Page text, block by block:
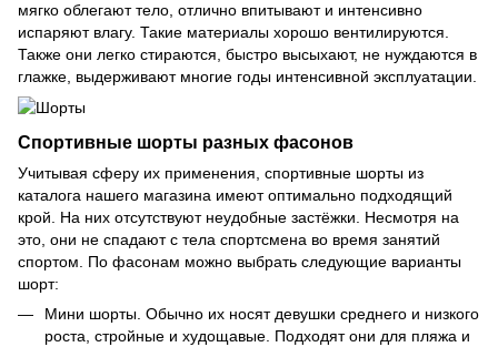
мягко облегают тело, отлично впитывают и интенсивно
испаряют влагу. Такие материалы хорошо вентилируются.
Также они легко стираются, быстро высыхают, не нуждаются в
глажке, выдерживают многие годы интенсивной эксплуатации.
Спортивные шорты разных фасонов
Учитывая сферу их применения, спортивные шорты из
каталога нашего магазина имеют оптимально подходящий
крой. На них отсутствуют неудобные застёжки. Несмотря на
это, они не спадают с тела спортсмена во время занятий
спортом. По фасонам можно выбрать следующие варианты
шорт:
Мини шорты. Обычно их носят девушки среднего и низкого
роста, стройные и худощавые. Подходят они для пляжа и